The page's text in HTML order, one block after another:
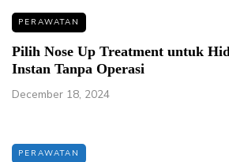
PERAWATAN
Pilih Nose Up Treatment untuk
Instan Tanpa Operasi
December 18, 2024
PERAWATAN